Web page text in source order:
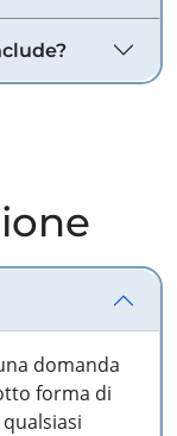
domanda
forma di